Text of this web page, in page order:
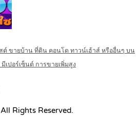
ต์ ขายบ้าน ที่ดิน คอนโด ทาวน์เฮ้าส์ หรืออื่นๆ บน
มีเปอร์เซ็นต์ การขายเพิ่มสูง
Rights Reserved.